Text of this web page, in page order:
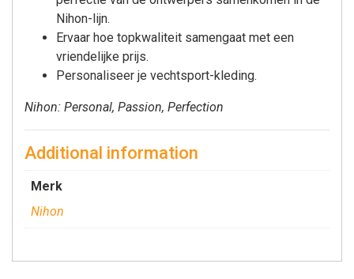
Nihon-lijn.
Ervaar hoe topkwaliteit samengaat met een
vriendelijke prijs.
Personaliseer je vechtsport-kleding.
Nihon: Personal, Passion, Perfection
Additional information
Merk
Nihon